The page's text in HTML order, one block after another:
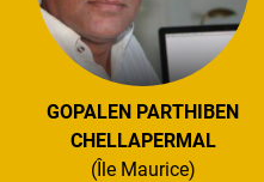
GOPALEN PARTHIBEN
CHELLAPERMAL
(Île Maurice)